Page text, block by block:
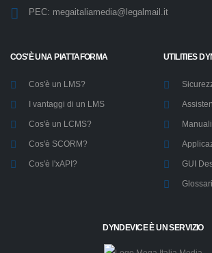
PEC:megaitaliamedia@legalmail.it
COS'È UNA PIATTAFORMA
Cos'è un LMS?
I vantaggi di un LMS
Cos'è un LCMS?
Cos'è SCORM?
Cos'è l'xAPI?
UTILITIES
GUI
DYNDEVICE È UN SERVIZIO